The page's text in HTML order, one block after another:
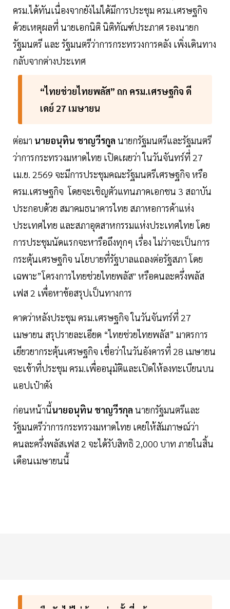
ครม.ได้ทันเนื่องจากยังไม่ได้มีการประชุม ครม.เศรษฐกิจ
ด้วยเหตุผลที่ นายเอกนิติ นิติทัณฑ์ประภาศ รองนายก
รัฐมนตรี และ รัฐมนตรีว่าการกระทรวงการคลัง เพิ่งเดินทาง
กลับจากต่างประเทศ
“ไทยช่วยไทยพลัส” ถก ครม.เศรษฐกิจ ดี
เดย์ 27 เมษายน
ต่อมา นายอนุทิน ชาญวีรกูล นายกรัฐมนตรีและรัฐมนตรี
ว่าการกระทรวงมหาดไทย เปิดเผยว่า ในวันจันทร์ที่ 27
เม.ย. 2569 จะมีการประชุมคณะรัฐมนตรีเศรษฐกิจ หรือ
ครม.เศรษฐกิจ โดยจะเชิญตัวแทนภาคเอกชน 3 สถาบัน
ประกอบด้วย สมาคมธนาคารไทย สภาหอการค้าแห่ง
ประเทศไทย และสภาอุตสาหกรรมแห่งประเทศไทย โดย
การประชุมนัดแรกจะหารือถึงทุกๆ เรื่อง ไม่ว่าจะเป็นการ
กระตุ้นเศรษฐกิจ นโยบายที่รัฐบาลแถลงต่อรัฐสภา โดย
เฉพาะ”โครงการไทยช่วยไทยพลัส" หรือคนละครึ่งพลัส
เฟส 2 เพื่อหาข้อสรุปเป็นทางการ
คาดว่าหลังประชุม ครม.เศรษฐกิจ ในวันจันทร์ที่ 27
เมษายน สรุปรายละเอียด “ไทยช่วยไทยพลัส” มาตรการ
เยียวยากระตุ้นเศรษฐกิจ เชื่อว่าในวันอังคารที่ 28 เมษายน
จะเข้าที่ประชุม ครม.เพื่ออนุมัติและเปิดให้ลงทะเบียนบน
แอปเป๋าตัง
ก่อนหน้านี้นายอนุทิน ชาญวีรกุล นายกรัฐมนตรีและ
รัฐมนตรีว่าการกระทรวงมหาดไทย เคยให้สัมภาษณ์ว่า
คนละครึ่งพลัสเฟส 2 จะได้รับสิทธิ 2,000 บาท ภายในสิ้น
เดือนเมษายนนี้